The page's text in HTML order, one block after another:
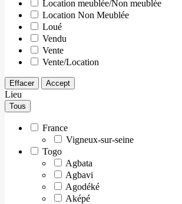
Location meublée/Non meublée
Location Non Meublée
Loué
Vendu
Vente
Vente/Location
Effacer Accept
Lieu
Tous
France
Vigneux-sur-seine
Togo
Agbata
Agbavi
Agodéké
Aképé